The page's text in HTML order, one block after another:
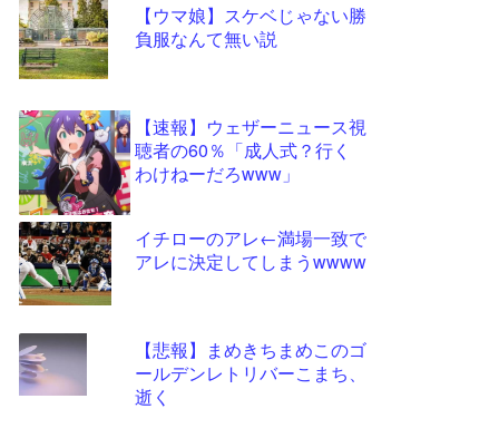
【ウマ娘】スケベじゃない勝
負服なんて無い説
【速報】ウェザーニュース視
聴者の60％「成人式？行く
わけねーだろwww」
イチローのアレ←満場一致で
アレに決定してしまうwwww
【悲報】まめきちまめこのゴ
ールデンレトリバーこまち、
逝く